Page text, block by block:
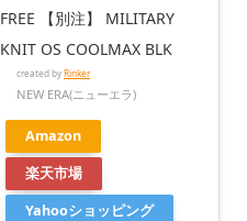
FREE 【別注】 MILITARY
KNIT OS COOLMAX BLK
created byRinker
NEW ERA(ニューエラ)
Amazon
楽天市場
Yahooショッピング